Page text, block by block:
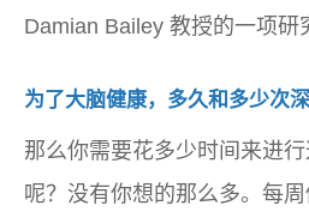
Damian Bailey 教授的一项研
为了大脑健康，多久和多少次深
那么你需要花多少时间来进
呢？没有你想的那么多。每